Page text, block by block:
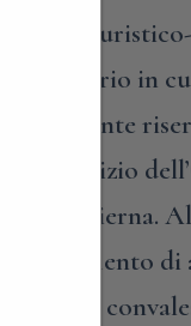
attività
territorio in
all’inizio
odierna.
allevamento di
e per i